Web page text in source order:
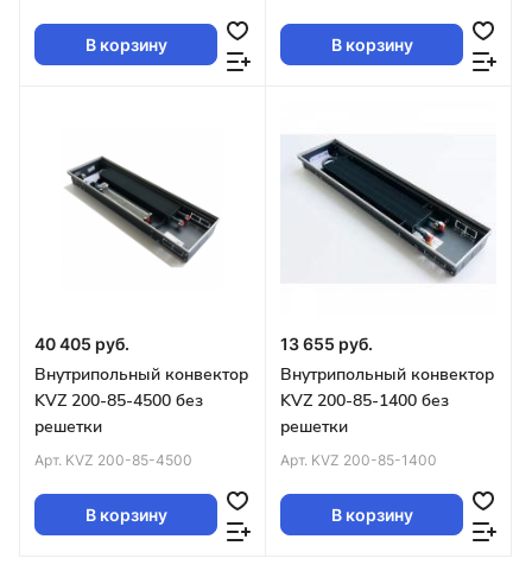
В корзину В корзину
40 405 руб.
Внутрипольный конвектор
KVZ 200-85-4500 без
решетки
Арт. KVZ 200-85-4500
В корзину
13 655 руб.
Внутрипольный конвектор
KVZ 200-85-1400 без
решетки
Арт. KVZ 200-85-1400
В корзину